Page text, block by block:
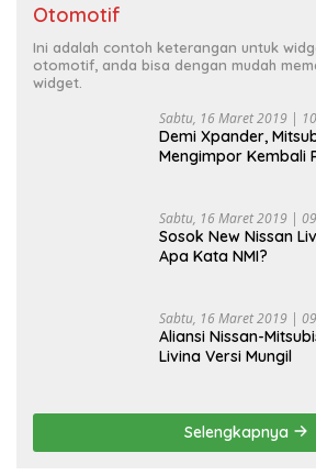
Otomotif
Ini adalah contoh keterangan untuk
otomotif, anda bisa dengan mudah
widget.
Sabtu, 16 Maret 2019 |
Demi Xpander,
Mengimpor Kembali
Sabtu, 16 Maret 2019 |
Sosok New Nissan
Apa Kata NMI?
Sabtu, 16 Maret 2019 |
Aliansi Nissan-
Livina Versi Mungil
Selengkapnya